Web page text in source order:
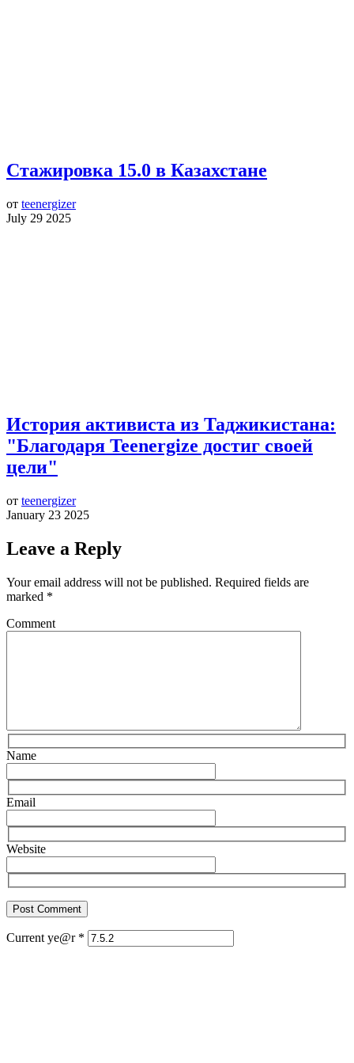
Стажировка 15.0 в Казахстане
от teenergizer
July 29 2025
История активиста из Таджикистана:
"Благодаря Teenergize достиг своей
цели"
от teenergizer
January 23 2025
Leave a Reply
Your email address will not be published. Required fields are
marked *
Comment
Name
Email
Website
Current ye@r *